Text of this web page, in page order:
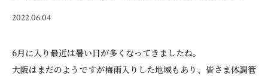
2022.06.04
6月に入り最近は暑い日が多くなってきましたね。
大阪はまだのようですが梅雨入りした地域もあり、皆さま体調管